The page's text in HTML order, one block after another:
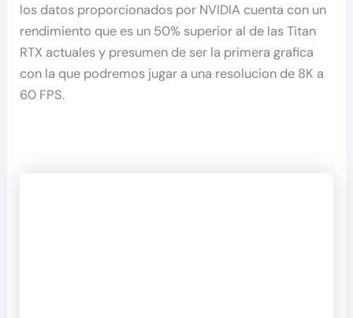
los datos proporcionados por NVIDIA cuenta con un
rendimiento que es un 50% superior al de las Titan
RTX actuales y presumen de ser la primera grafica
con la que podremos jugar a una resolucion de 8K a
60 FPS.